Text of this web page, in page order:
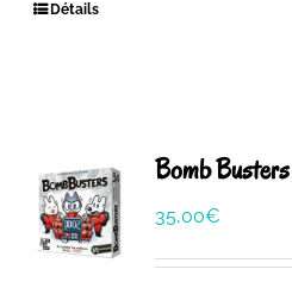
Détails
Bomb Busters
35,00€